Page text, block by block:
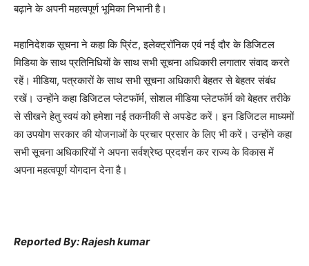
बढ़ाने के अपनी महत्वपूर्ण भूमिका निभानी है।
महानिदेशक सूचना ने कहा कि प्रिंट, इलेक्ट्रॉनिक एवं नई दौर के डिजिटल
मिडिया के साथ प्रतिनिधियों के साथ सभी सूचना अधिकारी लगातार संवाद करते
रहें। मीडिया, पत्रकारों के साथ सभी सूचना अधिकारी बेहतर से बेहतर संबंध
रखें। उन्होंने कहा डिजिटल प्लेटफॉर्म, सोशल मीडिया प्लेटफॉर्म को बेहतर तरीके
से सीखने हेतु स्वयं को हमेशा नई तकनीकी से अपडेट करें। इन डिजिटल माध्यमों
का उपयोग सरकार की योजनाओं के प्रचार प्रसार के लिए भी करें। उन्होंने कहा
सभी सूचना अधिकारियों ने अपना सर्वश्रेष्ठ प्रदर्शन कर राज्य के विकास में
अपना महत्वपूर्ण योगदान देना है।
Reported By: Rajesh kumar